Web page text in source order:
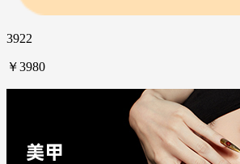
3922
￥3980